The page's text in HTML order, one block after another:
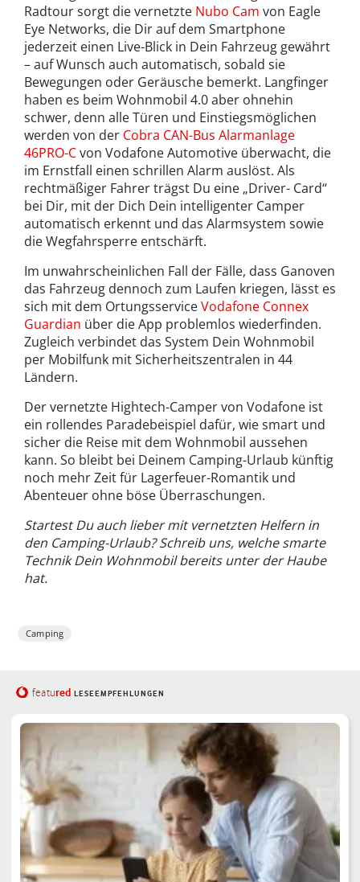
Radtour sorgt die vernetzte Nubo Cam von Eagle
Eye Networks, die Dir auf dem Smartphone
jederzeit einen Live-Blick in Dein Fahrzeug gewährt
– auf Wunsch auch automatisch, sobald sie
Bewegungen oder Geräusche bemerkt. Langfinger
haben es beim Wohnmobil 4.0 aber ohnehin
schwer, denn alle Türen und Einstiegsmöglichen
werden von der Cobra CAN-Bus Alarmanlage
46PRO-Cvon Vodafone Automotive überwacht, die
im Ernstfall einen schrillen Alarm auslöst. Als
rechtmäßiger Fahrer trägst Du eine „Driver- Card“
bei Dir, mit der Dich Dein intelligenter Camper
automatisch erkennt und das Alarmsystem sowie
die Wegfahrsperre entschärft.
Im unwahrscheinlichen Fall der Fälle, dass Ganoven
das Fahrzeug dennoch zum Laufen kriegen, lässt es
sich mit dem OrtungsserviceVodafone Connex
Guardian über die App problemlos wiederfinden.
Zugleich verbindet das System Dein Wohnmobil
per Mobilfunk mit Sicherheitszentralen in 44
Ländern.
Der vernetzte Hightech-Camper von Vodafone ist
ein rollendes Paradebeispiel dafür, wie smart und
sicher die Reise mit dem Wohnmobil aussehen
kann. So bleibt bei Deinem Camping-Urlaub künftig
noch mehr Zeit für Lagerfeuer-Romantik und
Abenteuer ohne böse Überraschungen.
Startest Du auch lieber mit vernetzten Helfern in
den Camping-Urlaub? Schreib uns, welche smarte
Technik Dein Wohnmobil bereits unter der Haube
hat.
Camping
featured LESEEMPFEHLUNGEN